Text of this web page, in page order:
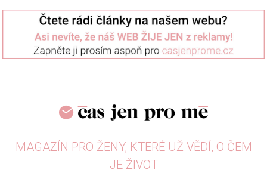
MAGAZÍN PRO ŽENY, KTERÉ UŽ VĚDÍ, O ČEM
JE ŽIVOT